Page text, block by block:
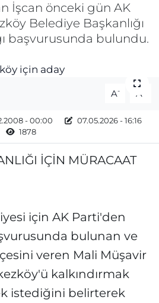
İşcan önceki gün AK
Belediye Başkanlığı
başvurusunda bulundu.
A- A
- 00:00
07.05.2026 - 16:16
1878
İÇİN MÜRACAAT
için AK Parti'den
bulunan ve
veren Mali Müşavir
kalkındırmak
istediğini belirterek